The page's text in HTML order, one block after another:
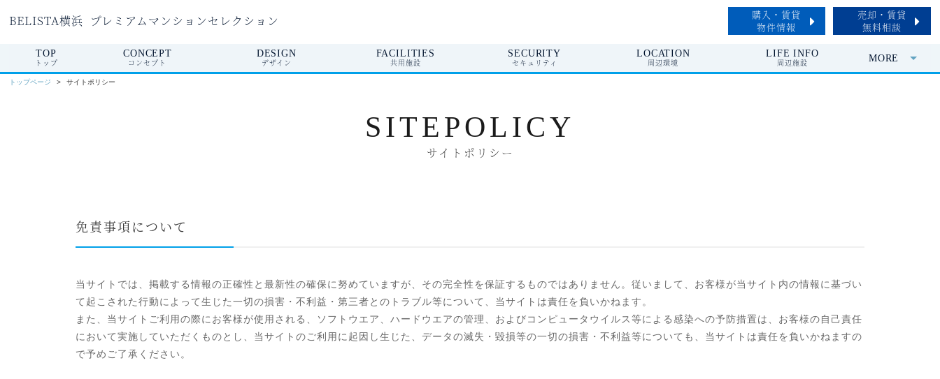
BELISTA横浜 プレミアムマンションセレクション
購入・賃貸
物件情報
売却・賃貸
無料相談
TOP
トップ
CONCEPT
コンセプト
DESIGN
デザイン
FACILITIES
共用施設
SECURITY
セキュリティ
LOCATION
周辺環境
LIFE INFO
周辺施設
MORE
トップページ サイトポリシー
SITEPOLICY
サイトポリシー
免責事項について
当サイトでは、掲載する情報の正確性と最新性の確保に努めていますが、その完全性を保証するものではありません。従いまして、お客様が当サイト内の情報に基づい
て起こされた行動によって生じた一切の損害・不利益・第三者とのトラブル等について、当サイトは責任を負いかねます。
また、当サイトご利用の際にお客様が使用される、ソフトウエア、ハードウエアの管理、およびコンピュータウイルス等による感染への予防措置は、お客様の自己責任
において実施していただくものとし、当サイトのご利用に起因し生じた、データの滅失・毀損等の一切の損害・不利益等についても、当サイトは責任を負いかねますの
で予めご了承ください。